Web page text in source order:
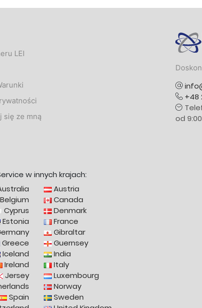
LEI
się ze mną
+48
od
w innych krajach:
Austria
Belgium
Canada
Cyprus
Denmark
Estonia
France
Gibraltar
Greece
Guernsey
Iceland
India
Ireland
Italy
Jersey
Luxembourg
Norway
Spain
Sweden